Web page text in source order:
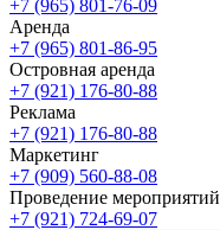
+7 (965) 801-76-09
Аренда
+7 (965) 801-86-95
Островная аренда
+7 (921) 176-80-88
Реклама
+7 (921) 176-80-88
Маркетинг
+7 (909) 560-88-08
Проведение мероприятий
+7 (921) 724-69-07